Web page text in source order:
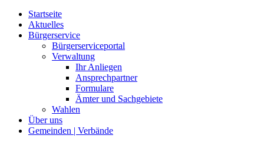
Startseite
Aktuelles
Bürgerservice
Bürgerserviceportal
Verwaltung
Ihr Anliegen
Ansprechpartner
Formulare
Ämter und Sachgebiete
Wahlen
Über uns
Gemeinden | Verbände